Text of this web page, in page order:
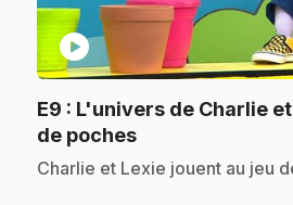
play_circle
E9 : L'univers de Charlie
de poches.
.Charlie et Lexie jouent au jeu